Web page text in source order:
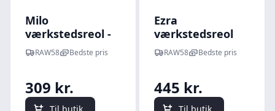
Milo
værkstedsreol -
SølvRAW58 Bedste pris
309 kr.
Ezra
værkstedsreol
RAW58 Bedste pris
445 kr.